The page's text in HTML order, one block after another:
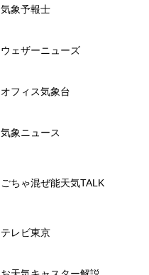
気象予報士
ウェザーニューズ
オフィス気象台
気象ニュース
ごちゃ混ぜ能天気TALK
テレビ東京